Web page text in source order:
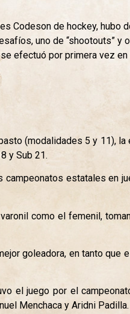
Codeson de hockey, hubo
uno de “shootouts” y
efectuó por primera vez
(modalidades 5 y 11), la
y Sub 21.
estatales en
como el femenil,
goleadora, en tanto que
el juego por el
Menchaca y Aridni Padilla.